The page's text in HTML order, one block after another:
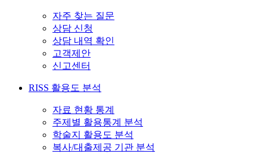
자주 찾는 질문
상담 신청
상담 내역 확인
고객제안
신고센터
RISS 활용도 분석
자료 현황 통계
주제별 활용통계 분석
학술지 활용도 분석
복사/대출제공 기관 분석